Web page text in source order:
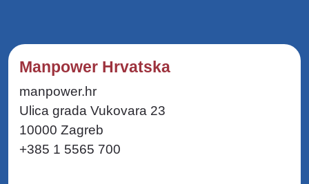
Manpower Hrvatska
manpower.hr
Ulica grada Vukovara 23
10000 Zagreb
+385 1 5565 700